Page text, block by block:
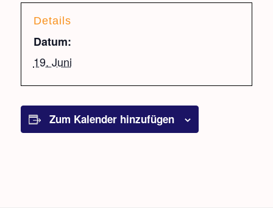
Details
Datum:
19. Juni
Zum Kalender hinzufügen